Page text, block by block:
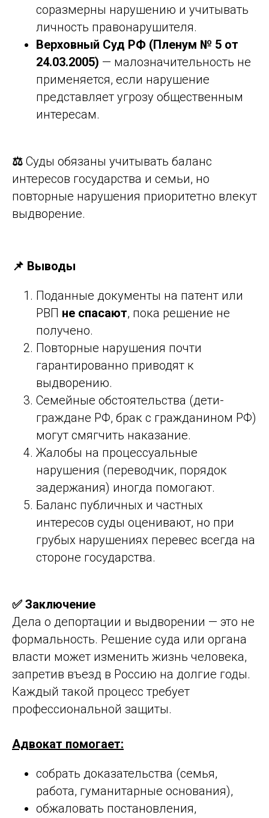
соразмерны нарушению и учитывать
личность правонарушителя.
Верховный Суд РФ (Пленум № 5 от
24.03.2005) — малозначительность не
применяется, если нарушение
представляет угрозу общественным
интересам.
⚖️ Суды обязаны учитывать баланс
интересов государства и семьи, но
повторные нарушения приоритетно влекут
выдворение.
📌 Выводы
Поданные документы на патент или
РВП не спасают, пока решение не
получено.
Повторные нарушения почти
гарантированно приводят к
выдворению.
Семейные обстоятельства (дети-
граждане РФ, брак с гражданином РФ)
могут смягчить наказание.
Жалобы на процессуальные
нарушения (переводчик, порядок
задержания) иногда помогают.
Баланс публичных и частных
интересов суды оценивают, но при
грубых нарушениях перевес всегда на
стороне государства.
✅ Заключение
Дела о депортации и выдворении — это не
формальность. Решение суда или органа
власти может изменить жизнь человека,
запретив въезд в Россию на долгие годы.
Каждый такой процесс требует
профессиональной защиты.
Адвокат помогает:
собрать доказательства (семья,
работа, гуманитарные основания),
обжаловать постановления,